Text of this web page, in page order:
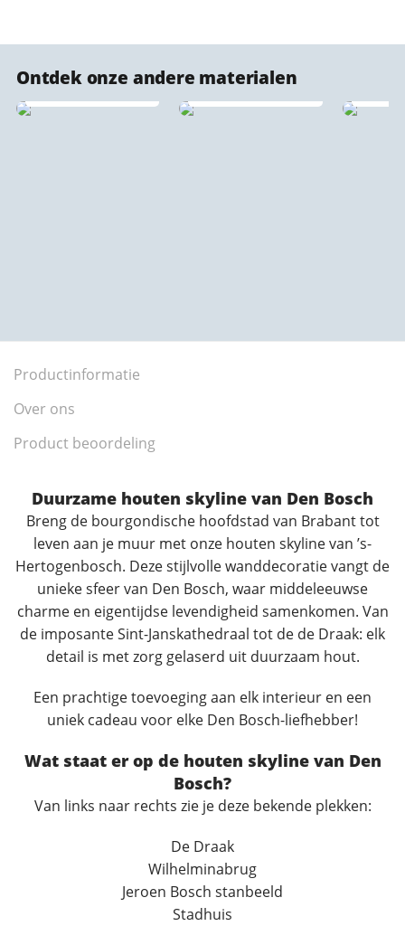
Ontdek onze andere materialen
Productinformatie
Over ons
Product beoordeling
Duurzame houten skyline van Den Bosch
Breng de bourgondische hoofdstad van Brabant tot
leven aan je muur met onze houten skyline van ’s-
Hertogenbosch. Deze stijlvolle wanddecoratie vangt de
unieke sfeer van Den Bosch, waar middeleeuwse
charme en eigentijdse levendigheid samenkomen. Van
de imposante Sint-Janskathedraal tot de de Draak: elk
detail is met zorg gelaserd uit duurzaam hout.
Een prachtige toevoeging aan elk interieur en een
uniek cadeau voor elke Den Bosch-liefhebber!
Wat staat er op de houten skyline van Den
Bosch?
Van links naar rechts zie je deze bekende plekken:
De Draak
Wilhelminabrug
Jeroen Bosch stanbeeld
Stadhuis